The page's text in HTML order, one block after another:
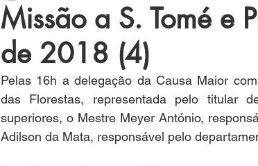
Missão a S. Tomé e
de 2018 (4)
Pelas 16h a delegação da Causa Maior
das Florestas, representada pelo titular
superiores, o Mestre Meyer António,
Adilson da Mata, responsável pelo